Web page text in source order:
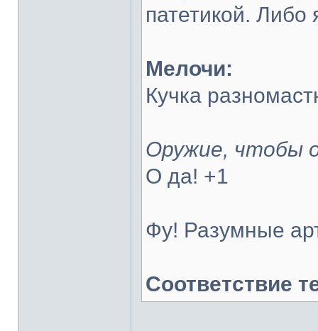
патетикой. Либо
Мелочи:
Кучка
Оружие, чтобы
О да! +1
Фу! Разумные
Соответствие